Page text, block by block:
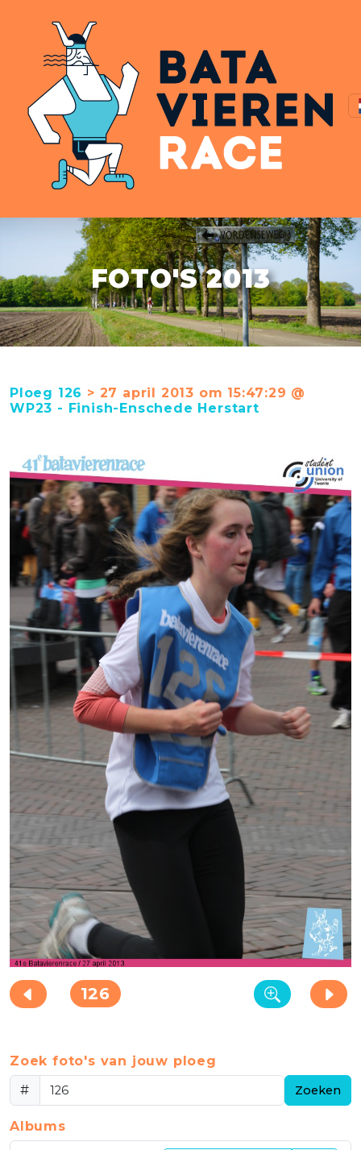
FOTO'S 2013
Ploeg 126 > 27 april 2013 om 15:47:29 @
WP23 - Finish-Enschede Herstart
126
Zoek foto's van jouw ploeg
#
Zoeken
Albums